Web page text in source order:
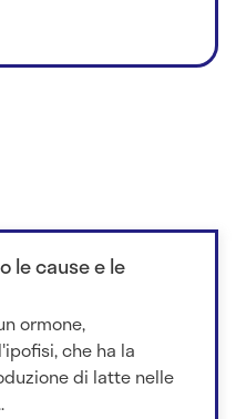
le cause e le
ormone,
che ha la
di latte nelle